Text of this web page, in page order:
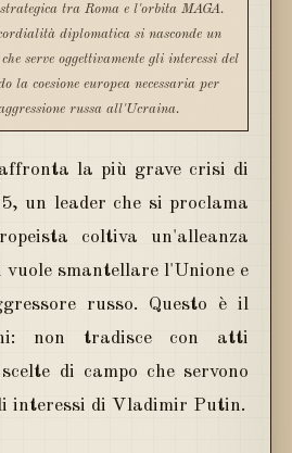
tra Roma e l'orbita MAGA.
diplomatica si nasconde un
serve oggettivamente gli interessi del
la coesione europea necessaria per
russa all'Ucraina.
la più grave crisi di
un leader che si proclama
coltiva un'alleanza
smantellare l'Unione e
russo. Questo è il
non tradisce con atti
di campo che servono
interessi di Vladimir Putin.